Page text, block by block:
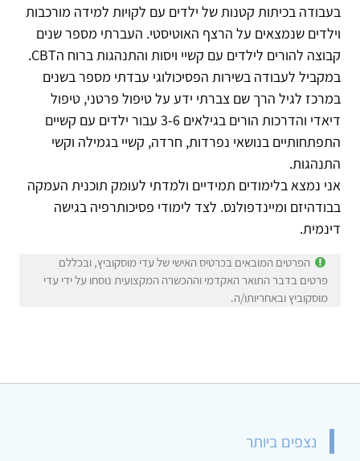
בעבודה בכיתות קטנות של ילדים עם לקויות למידה מורכבות
וילדים שנמצאים על הרצף האוטיסטי. העברתי מספר שנים
קבוצה להורים לילדים עם קשיי ויסות והתנהגות ברוח הCBT.
במקביל לעבודה בשירות הפסיכולוגי עבדתי מספר בשנים
במרכז לגיל הרך שם צברתי ידע על טיפול פרטני, טיפול
דיאדי והדרכות הורים בגילאים 3-6 עבור ילדים עם קשיים
התפתחותיים בנושאי נפרדות, חרדה, קשיי בגמילה וקשי
התנהגות.
אני נמצא בלימודים תמידיים ולמדתי לעומק תוכנית העמקה
בבודהיזם ומיינדפולנס. לצד לימודי פסיכותרפיה בגישה
דינמית.
הפרטים המובאים בכרטיס האישי של עדי מוסקוביץ, ובכללם
פרטים בדבר התואר האקדמי וההכשרה המקצועית נוסחו על ידי עדי
מוסקוביץ ובאחריותו/ה.
נצפים ביותר